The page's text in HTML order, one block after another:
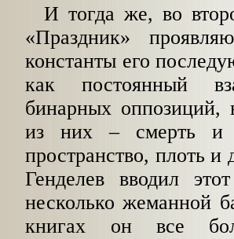
И тогда же, во
«Праздник»
константы его
как постоянный
бинарных оппозиций,
из них – смерть и
пространство, плоть
Генделев вводил
несколько жеманной
книгах он все